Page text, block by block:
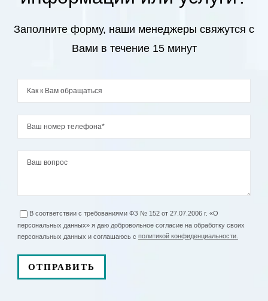
категория сложности (без анестезии и
Удаление базальноклеточной
Удаление базальноклеточной
карциномы от 1.0-2.0 см
17500 ₽
консультации врача
5100 ₽
4500 ₽
Заполните форму, наши менеджеры свяжутся с
Вами в течение 15 минут
В соответствии с требованиями ФЗ № 152 от 27.07.2006 г. «О
персональных данных» я даю добровольное согласие на обработку своих
персональных данных и соглашаюсь с политикой конфиденциальности.